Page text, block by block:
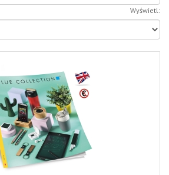
Wyświetl: